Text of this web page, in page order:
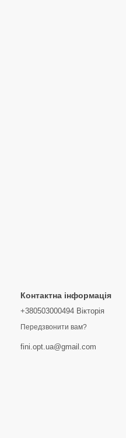
Контактна інформація
+380503000494 Вікторія
Передзвонити вам?
fini.opt.ua@gmail.com